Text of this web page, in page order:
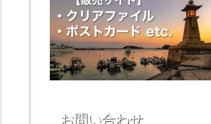
お問い合わせ